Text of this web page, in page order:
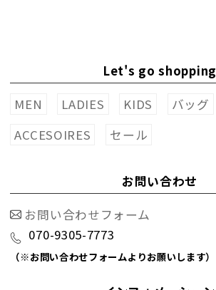
Let's go shopping
MEN
LADIES KIDS
バッグ
ACCESOIRES
セール
お問い合わせ
お問い合わせフォーム
070-9305-7773
（※お問い合わせフォームよりお願いします）